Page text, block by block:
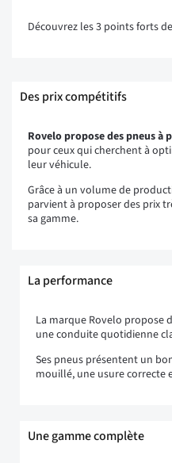
Découvrez les 3 points forts
Des prix compétitifs
Rovelo propose des pneus
pour ceux qui cherchent à
leur véhicule.
Grâce à un volume de
parvient à proposer des prix
sa gamme.
La performance
La marque Rovelo propose
une conduite quotidienne
Ses pneus présentent un
mouillé, une usure correcte
Une gamme complète